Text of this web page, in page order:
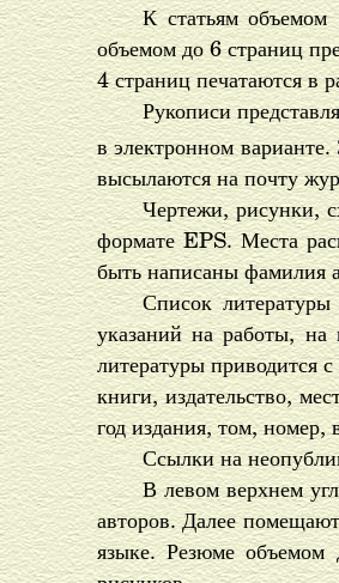
К статьям объемом
объемом до 6 страниц
4 страниц печатаются в
Рукописи
в электронном
высылаются на почту
Чертежи, рисунки,
формате EPS. Места
быть написаны фамилия
Список
указаний на работы, на
литературы приводится
книги, издательство,
год издания, том, номер,
Ссылки на
В левом верхнем
авторов. Далее
языке. Резюме